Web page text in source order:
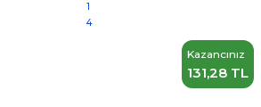
1
4
Kazancınız
131,28 TL